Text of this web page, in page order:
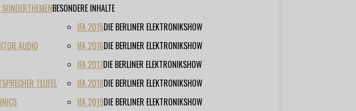
BESONDERE INHALTE
AUDIO
TEUFEL
IFA 2015DIE BERLINER ELEKTRONIKSHOW
IFA 2016DIE BERLINER ELEKTRONIKSHOW
IFA 2017DIE BERLINER ELEKTRONIKSHOW
IFA 2018DIE BERLINER ELEKTRONIKSHOW
IFA 2019DIE BERLINER ELEKTRONIKSHOW